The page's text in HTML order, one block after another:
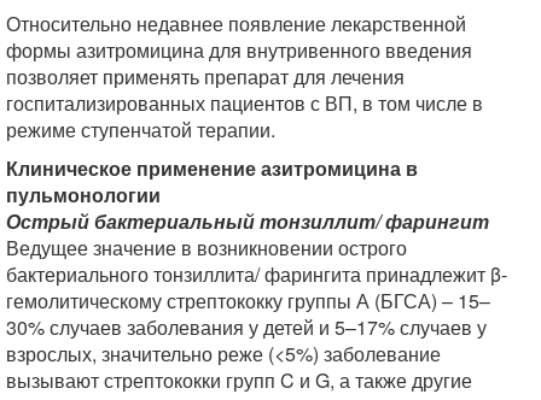
Относительно недавнее появление лекарственной
формы азитромицина для внутривенного введения
позволяет применять препарат для лечения
госпитализированных пациентов с ВП, в том числе в
режиме ступенчатой терапии.
Клиническое применение азитромицина в
пульмонологии
Острый бактериальный тонзиллит/ фарингит
Ведущее значение в возникновении острого
бактериального тонзиллита/ фарингита принадлежит β-
гемолитическому стрептококку группы А (БГСА) – 15–
30% случаев заболевания у детей и 5–17% случаев у
взрослых, значительно реже (<5%) заболевание
вызывают стрептококки групп C и G, а также другие